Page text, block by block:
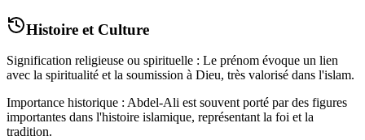
Histoire et Culture
Signification religieuse ou spirituelle : Le prénom évoque un lien
avec la spiritualité et la soumission à Dieu, très valorisé dans l'islam.
Importance historique : Abdel-Ali est souvent porté par des figures
importantes dans l'histoire islamique, représentant la foi et la
tradition.